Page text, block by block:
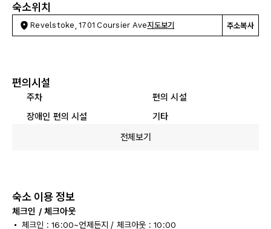
숙소위치
Revelstoke, 1701 Coursier Ave지도보기 주소복사
편의시설
주차
편의 시설
장애인 편의 시설
기타
전체보기
숙소 이용 정보
체크인 / 체크아웃
체크인 : 16:00~언제든지 / 체크아웃 : 10:00